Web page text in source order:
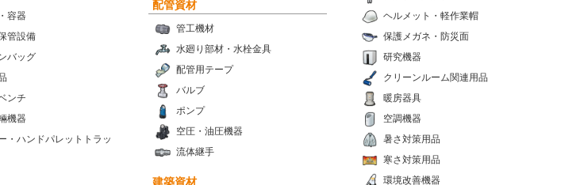
容器
管設備
バッグ
ンチ
機器
・ハンドパレットトラッ
ヘルメット・軽作業帽
保護メガネ・防災面
研究機器
クリーンルーム関連用品
暖房器具
空調機器
暑さ対策用品
寒さ対策用品
環境改善機器
配管資材
管工機材
水廻り部材・水栓金具
配管用テープ
バルブ
ポンプ
空圧・油圧機器
流体継手
建築資材